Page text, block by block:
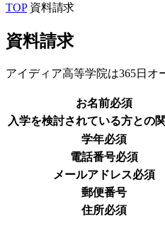
TOP 資料請求
資料請求
アイディア高等学院は365日オ
お名前必須
入学を検討されている方との
学年必須
電話番号必須
メールアドレス必須
郵便番号
住所必須